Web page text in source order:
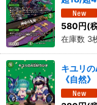
580円(
在庫数 3
キユリ
《自然》